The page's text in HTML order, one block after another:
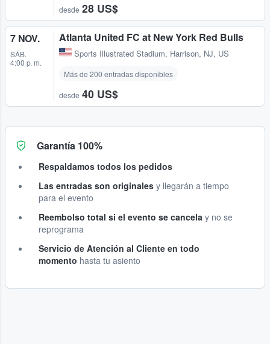
desde 28 US$
7 NOV.
SÁB.
4:00 p. m.
Atlanta United FC at New York Red Bulls
Sports Illustrated Stadium, Harrison, NJ, US
Más de 200 entradas disponibles
desde 40 US$
Garantía 100%
Respaldamos todos los pedidos
Las entradas son originales y llegarán a tiempo
para el evento
Reembolso total si el evento se cancela y no se
reprograma
Servicio de Atención al Cliente en todo
momento hasta tu asiento